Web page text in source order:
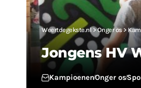
Weertdegekste.nl>Onger os>
Jongens HV
KampioenenOnger os